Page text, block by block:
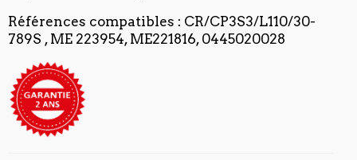
Références compatibles : CR/CP3S3/L110/30-
789S , ME 223954, ME221816, 0445020028